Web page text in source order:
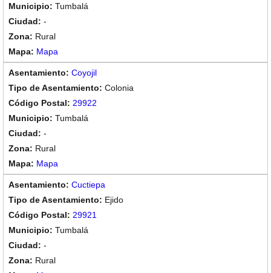
Tumbalá
-
Rural
Mapa
Coyojil
Colonia
29922
Tumbalá
-
Rural
Mapa
Cuctiepa
Ejido
29921
Tumbalá
-
Rural